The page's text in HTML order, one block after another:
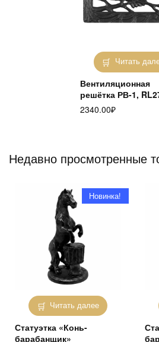
Читать
Вентиляционная
решётка РВ-1,
2340.00₽
Недавно просмотренные
Читать далее
Новинка!
Статуэтка «Конь-
барабанщик»